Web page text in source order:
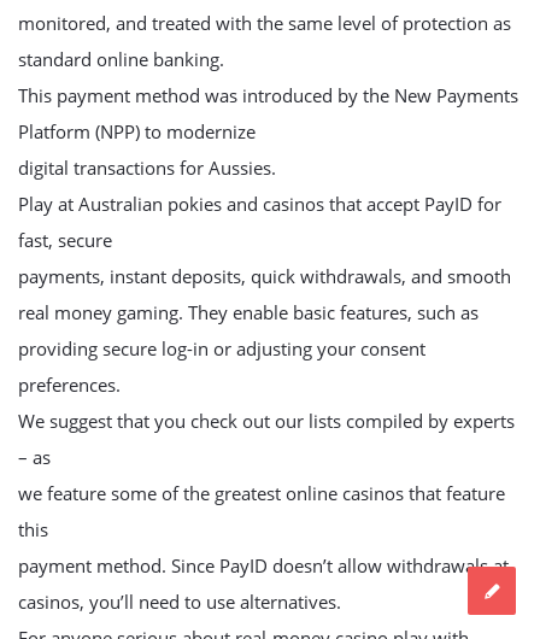
monitored, and treated with the same level of protection as
standard online banking.
This payment method was introduced by the New Payments
Platform (NPP) to modernize
digital transactions for Aussies.
Play at Australian pokies and casinos that accept PayID for
fast, secure
payments, instant deposits, quick withdrawals, and smooth
real money gaming. They enable basic features, such as
providing secure log-in or adjusting your consent
preferences.
We suggest that you check out our lists compiled by experts
– as
we feature some of the greatest online casinos that feature
this
payment method. Since PayID doesn’t allow withdrawals at
casinos, you’ll need to use alternatives.